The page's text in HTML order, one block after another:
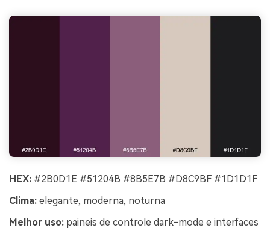
HEX: #2B0D1E #51204B #8B5E7B #D8C9BF #1D1D1F
Clima: elegante, moderna, noturna
Melhor uso: paineis de controle dark-mode e interfaces